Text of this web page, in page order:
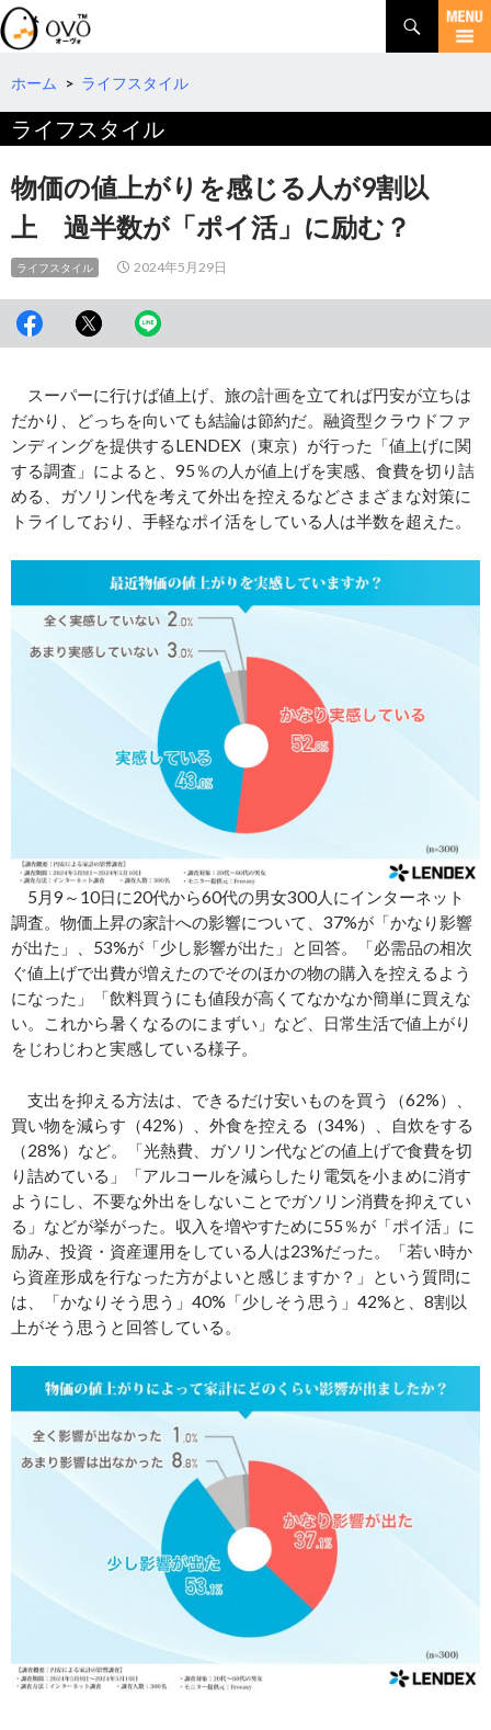
検
索
コ
テ
ツ
へ
移
動
ホーム > ライフスタイル
ライフスタイル
物価の値上がりを感じる人が9割以
上 過半数が「ポイ活」に励む？
ライフスタイル 2024年5月29日
スーパーに行けば値上げ、旅の計画を立てれば円安が立ちは
だかり、どっちを向いても結論は節約だ。融資型クラウドファ
ンディングを提供するLENDEX（東京）が行った「値上げに関
する調査」によると、95％の人が値上げを実感、食費を切り詰
める、ガソリン代を考えて外出を控えるなどさまざまな対策に
トライしており、手軽なポイ活をしている人は半数を超えた。
5月9～10日に20代から60代の男女300人にインターネット
調査。物価上昇の家計への影響について、37%が「かなり影響
が出た」、53%が「少し影響が出た」と回答。「必需品の相次
ぐ値上げで出費が増えたのでそのほかの物の購入を控えるよう
になった」「飲料買うにも値段が高くてなかなか簡単に買えな
い。これから暑くなるのにまずい」など、日常生活で値上がり
をじわじわと実感している様子。
支出を抑える方法は、できるだけ安いものを買う（62%）、
買い物を減らす（42%）、外食を控える（34%）、自炊をする
（28%）など。「光熱費、ガソリン代などの値上げで食費を切
り詰めている」「アルコールを減らしたり電気を小まめに消す
ようにし、不要な外出をしないことでガソリン消費を抑えてい
る」などが挙がった。収入を増やすために55％が「ポイ活」に
励み、投資・資産運用をしている人は23%だった。「若い時か
ら資産形成を行なった方がよいと感じますか？」という質問に
は、「かなりそう思う」40%「少しそう思う」42%と、8割以
上がそう思うと回答している。